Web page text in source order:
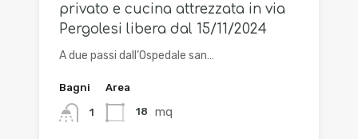
privato e cucina attrezzata in via
Pergolesi libera dal 15/11/2024
A due passi dall’Ospedale san…
Bagni
1
Area
18 mq